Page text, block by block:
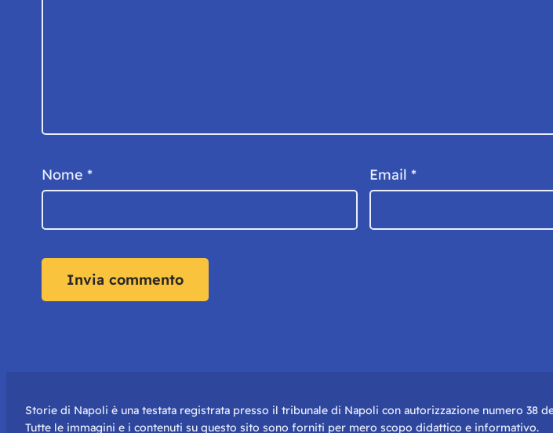
Nome * Email *
Storie di Napoli è una testata registrata presso il tribunale di Napoli con autorizzazione numero 38
Tutte le immagini e i contenuti su questo sito sono forniti per mero scopo didattico e informativo.